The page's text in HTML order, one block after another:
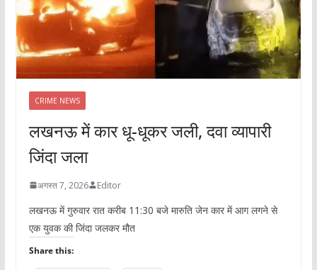
CRIME NEWS
लखनऊ में कार धू-धूकर जली, दवा व्यापारी
जिंदा जला
अगस्त 7, 2026 Editor
लखनऊ में गुरुवार रात करीब 11:30 बजे मारुति जेन कार में आग लगने से
एक युवक की जिंदा जलकर मौत
Share this: